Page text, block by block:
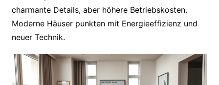
charmante Details, aber höhere Betriebskosten.
Moderne Häuser punkten mit Energieeffizienz und
neuer Technik.